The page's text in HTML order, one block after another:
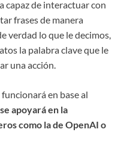
capaz de interactuar con
frases de manera
verdad lo que le decimos,
la palabra clave que le
una acción.
en base al
se apoyará en la
como la de OpenAI o